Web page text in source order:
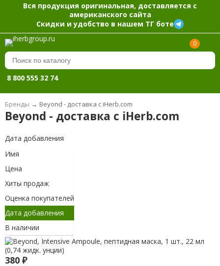
Вся продукция оригинальная, доставляется с
американского сайта
Скидки и удобство в нашем ТГ боте
0
8 800 555 32 74
Бренды → Beyond - доставка с iHerb.com
Beyond - доставка с iHerb.com
Дата добавления
Имя
Цена
Хиты продаж
Оценка покупателей
Дата добавления
В наличии
380 ₽